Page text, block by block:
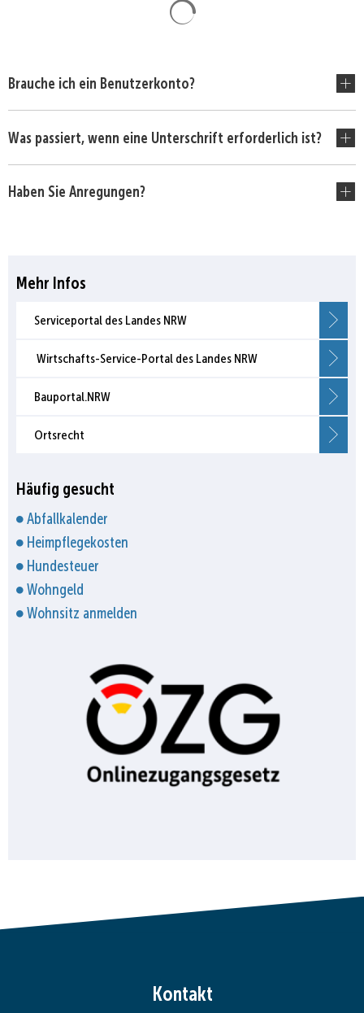
Brauche ich ein Benutzerkonto?
Was passiert, wenn eine Unterschrift erforderlich ist?
Haben Sie Anregungen?
Mehr Infos
Serviceportal des Landes NRW
Wirtschafts-Service-Portal des Landes NRW
Bauportal.NRW
Ortsrecht
Häufig gesucht
Abfallkalender
Heimpflegekosten
Hundesteuer
Wohngeld
Wohnsitz anmelden
Kontakt